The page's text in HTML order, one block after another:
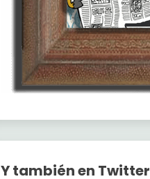
Y también en Twitter